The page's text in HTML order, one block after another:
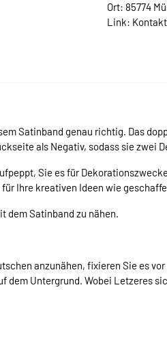
Ort: 85774
Link: Kontakt
Satinband genau richtig. Das
als Negativ, sodass sie zwei
Sie es für
Ihre kreativen Ideen wie
dem Satinband zu nähen.
anzunähen, fixieren Sie es
dem Untergrund. Wobei Letzeres